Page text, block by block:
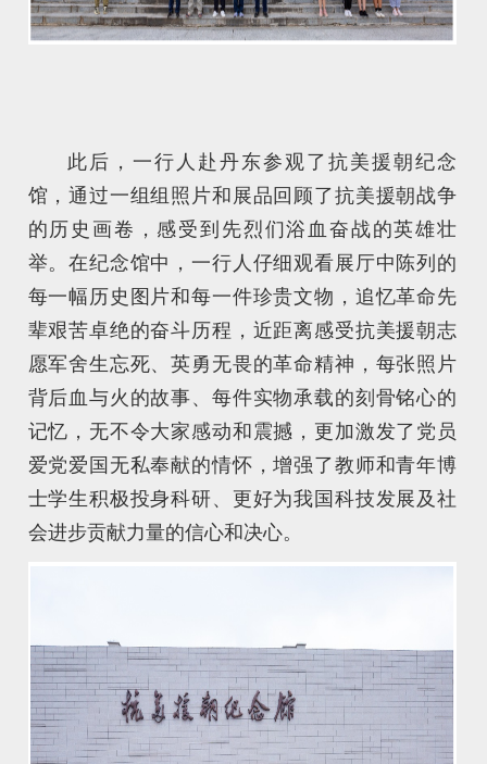
此后，一行人赴丹东参观了抗美援朝纪念
馆，通过一组组照片和展品回顾了抗美援朝战争
的历史画卷，感受到先烈们浴血奋战的英雄壮
举。在纪念馆中，一行人仔细观看展厅中陈列的
每一幅历史图片和每一件珍贵文物，追忆革命先
辈艰苦卓绝的奋斗历程，近距离感受抗美援朝志
愿军舍生忘死、英勇无畏的革命精神，每张照片
背后血与火的故事、每件实物承载的刻骨铭心的
记忆，无不令大家感动和震撼，更加激发了党员
爱党爱国无私奉献的情怀，增强了教师和青年博
士学生积极投身科研、更好为我国科技发展及社
会进步贡献力量的信心和决心。